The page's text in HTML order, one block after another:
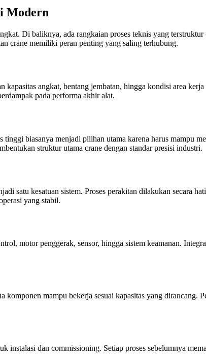
Modern
Di baliknya, ada rangkaian proses teknis yang
crane memiliki peran penting yang saling terhubung.
angkat, bentang jembatan, hingga kondisi area
pada performa akhir alat.
biasanya menjadi pilihan utama karena harus mampu
struktur utama crane dengan standar presisi industri.
satu kesatuan sistem. Proses perakitan dilakukan secara
yang stabil.
motor penggerak, sensor, hingga sistem keamanan.
mampu bekerja sesuai kapasitas yang dirancang.
instalasi dan commissioning. Setiap proses sebelumnya